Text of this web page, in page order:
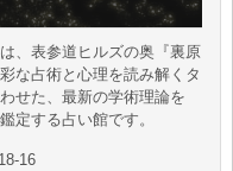
、表参道ヒルズの奥『裏原
な占術と心理を読み解くタ
せた、最新の学術理論を
定する占い館です。
16